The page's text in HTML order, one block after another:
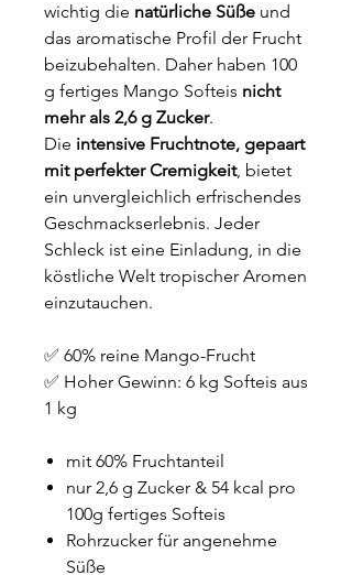
wichtig die natürliche Süße und
das aromatische Profil der Frucht
beizubehalten. Daher haben 100
g fertiges Mango Softeis nicht
mehr als 2,6 g Zucker.
Die intensive Fruchtnote, gepaart
mit perfekter Cremigkeit, bietet
ein unvergleichlich erfrischendes
Geschmackserlebnis. Jeder
Schleck ist eine Einladung, in die
köstliche Welt tropischer Aromen
einzutauchen.
✅ 60% reine Mango-Frucht
✅ Hoher Gewinn: 6 kg Softeis aus
1 kg
mit 60% Fruchtanteil
nur 2,6 g Zucker & 54 kcal pro
100g fertiges Softeis
Rohrzucker für angenehme
Süße